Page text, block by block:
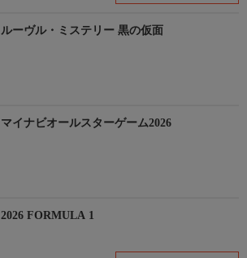
ルーヴル・ミステリー 黒の仮面
マイナビオールスターゲーム2026
2026 FORMULA 1